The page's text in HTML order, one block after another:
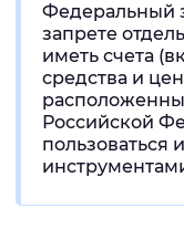
Федеральный
запрете
иметь счета
средства и
Российской